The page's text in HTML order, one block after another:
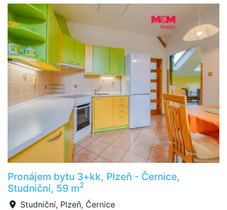
Pronájem bytu 3+kk, Plzeň - Černice,
Studniční, 59 m2
Studniční, Plzeň, Černice